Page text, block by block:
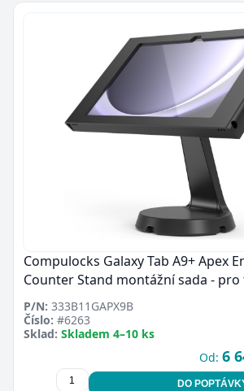
Compulocks Galaxy Tab A9+ Apex
Counter Stand montážní sada -
P/N: 333B11GAPX9B
Číslo: #6263
Sklad: Skladem 4–10 ks
Od: 6
DO